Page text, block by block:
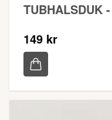
TUBHALSDUK
149 kr